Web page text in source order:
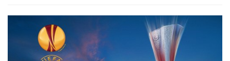
Бобби Замора (Клинт Дэмпси, 58). Главный тренер - Рой
Ходжсон. "Гамбург": Франк Рост, Йорис